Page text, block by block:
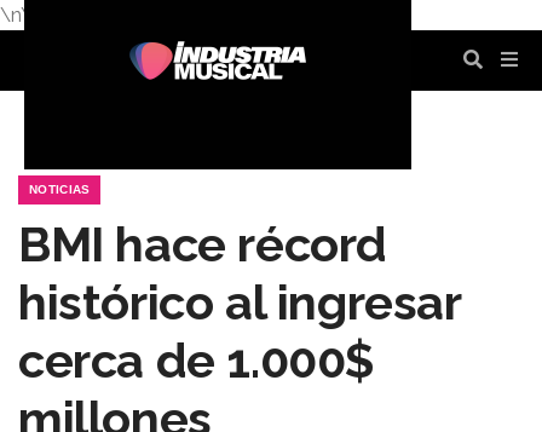
\n\n
NOTICIAS
BMI hace récord
histórico al ingresar
cerca de 1.000$
millones